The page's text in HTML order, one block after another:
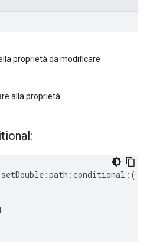
proprietà da modificare
alla proprietà
setDouble:path:conditional:(